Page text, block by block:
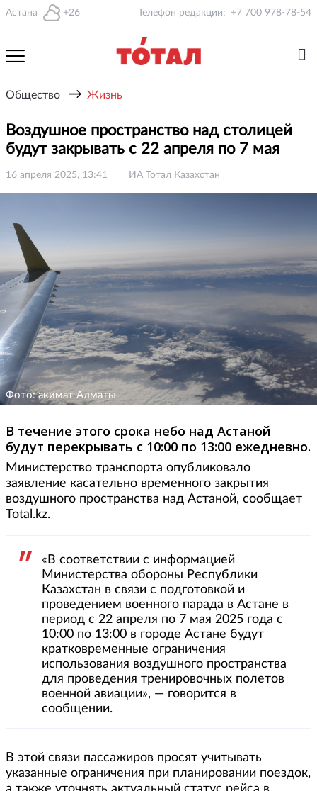
Астана +26 Телефон редакции: +7 700 978-78-54
Общество → Жизнь
Воздушное пространство над столицей
будут закрывать с 22 апреля по 7 мая
16 апреля 2025, 13:41 ИА Тотал Казахстан
Фото: акимат Алматы
В течение этого срока небо над Астаной
будут перекрывать с 10:00 по 13:00 ежедневно.
Министерство транспорта опубликовало
заявление касательно временного закрытия
воздушного пространства над Астаной, сообщает
Total.kz.
«В соответствии с информацией
Министерства обороны Республики
Казахстан в связи с подготовкой и
проведением военного парада в Астане в
период с 22 апреля по 7 мая 2025 года с
10:00 по 13:00 в городе Астане будут
кратковременные ограничения
использования воздушного пространства
для проведения тренировочных полетов
военной авиации», — говорится в
сообщении.
В этой связи пассажиров просят учитывать
указанные ограничения при планировании поездок,